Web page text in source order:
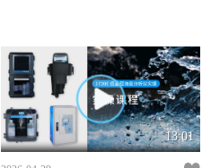
13:01